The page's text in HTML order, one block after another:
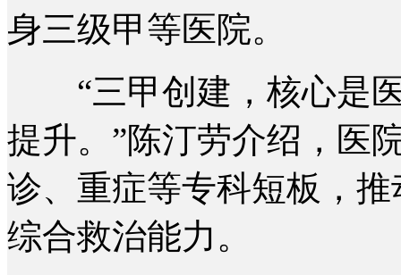
身三级甲等医院。
“三甲创建，核心是医
提升。”陈汀劳介绍，医
诊、重症等专科短板，
综合救治能力。